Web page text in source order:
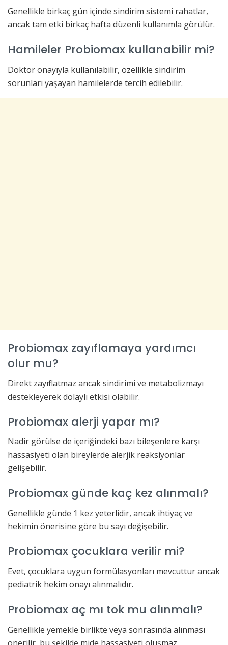
Genellikle birkaç gün içinde sindirim sistemi rahatlar,
ancak tam etki birkaç hafta düzenli kullanımla görülür.
Hamileler Probiomax kullanabilir mi?
Doktor onayıyla kullanılabilir, özellikle sindirim
sorunları yaşayan hamilelerde tercih edilebilir.
Probiomax zayıflamaya yardımcı
olur mu?
Direkt zayıflatmaz ancak sindirimi ve metabolizmayı
destekleyerek dolaylı etkisi olabilir.
Probiomax alerji yapar mı?
Nadir görülse de içeriğindeki bazı bileşenlere karşı
hassasiyeti olan bireylerde alerjik reaksiyonlar
gelişebilir.
Probiomax günde kaç kez alınmalı?
Genellikle günde 1 kez yeterlidir, ancak ihtiyaç ve
hekimin önerisine göre bu sayı değişebilir.
Probiomax çocuklara verilir mi?
Evet, çocuklara uygun formülasyonları mevcuttur ancak
pediatrik hekim onayı alınmalıdır.
Probiomax aç mı tok mu alınmalı?
Genellikle yemekle birlikte veya sonrasında alınması
önerilir, bu şekilde mide hassasiyeti oluşmaz.